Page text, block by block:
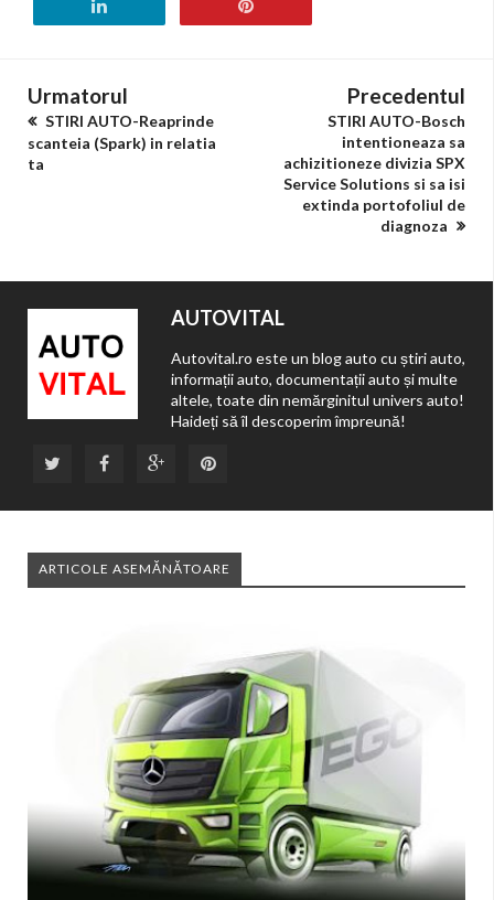
Urmatorul
STIRI AUTO-Reaprinde
scanteia (Spark) in relatia
ta
Precedentul
STIRI AUTO-Bosch
intentioneaza sa
achizitioneze divizia SPX
Service Solutions si sa isi
extinda portofoliul de
diagnoza
AUTOVITAL
Autovital.ro este un blog auto cu știri auto,
informații auto, documentații auto și multe
altele, toate din nemărginitul univers auto!
Haideți să îl descoperim împreună!
ARTICOLE ASEMĂNĂTOARE